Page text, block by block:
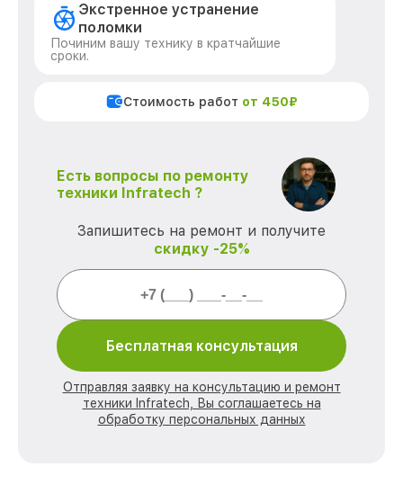
Экстренное устранение
поломки
Починим вашу технику в кратчайшие
сроки.
Стоимость работ от 450₽
Есть вопросы по ремонту
техники Infratech ?
Запишитесь на ремонт и получите
скидку -25%
Бесплатная консультация
Отправляя заявку на консультацию и ремонт
техники Infratech, Вы соглашаетесь на
обработку персональных данных